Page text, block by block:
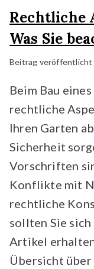
Rechtliche
Was Sie
Beitrag veröffentlicht
Beim Bau
rechtliche
Ihren Garten
Sicherheit
Vorschriften
Konflikte mit
rechtliche
sollten Sie
Artikel
Übersicht